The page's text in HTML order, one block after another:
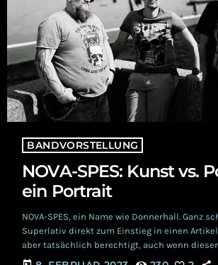
BANDVORSTELLUNG
NOVA-SPES: Kunst vs.
ein Portrait
NOVA-SPES, ein Name wie Donnerhall. Ganz
Superlativ direkt zum Einstieg in einen
aber tatsächlich berechtigt, auch wenn
nur einem verhältnismäßig kleinen Kreis an